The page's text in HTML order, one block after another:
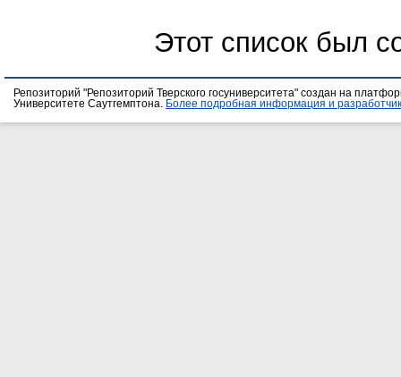
Этот список был
Репозиторий "Репозиторий Тверского госуниверситета" создан на
Университете Саутгемптона.
Более подробная информация и